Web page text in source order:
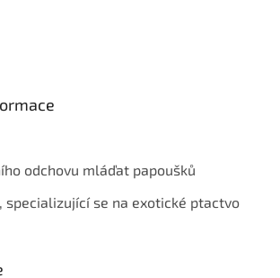
odchovu mláďat papoušků
specializující se na exotické ptactvo